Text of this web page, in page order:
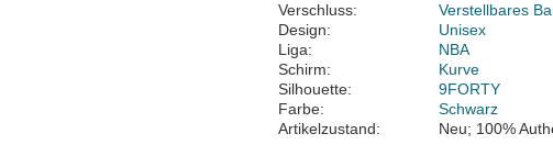
Verschluss:
Verstellbares
Design:
Unisex
Liga:
NBA
Schirm:
Kurve
Silhouette:
9FORTY
Farbe:
Schwarz
Artikelzustand:
Neu; 100%